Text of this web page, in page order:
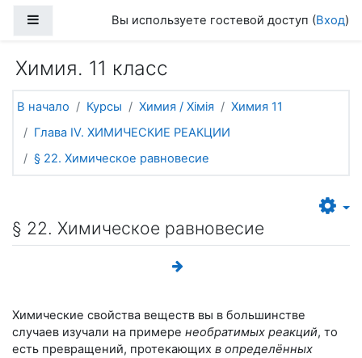
Боковая панельВы используете гостевой доступ (Вход)
Химия. 11 класс
В начало Курсы Химия / Хімія
Химия 11
Глава IV. ХИМИЧЕСКИЕ РЕАКЦИИ
§ 22. Химическое равновесие
§ 22. Химическое равновесие
Химические свойства веществ вы в большинстве
случаев изучали на примере необратимых реакций, то
есть превращений, протекающих в определённых